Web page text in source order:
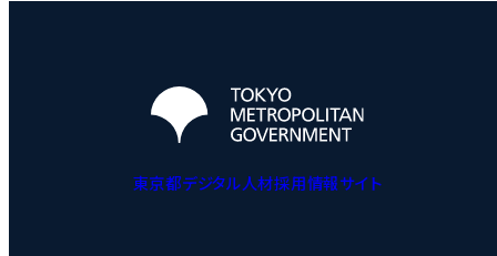
東京都デジタル人材採用情報サイト